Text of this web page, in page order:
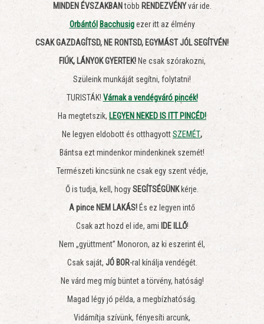
MINDEN ÉVSZAKBAN több RENDEZVÉNYvár ide.
Orbántól Bacchusigezer itt az élmény
CSAK GAZDAGÍTSD, NE RONTSD, EGYMÁST JÓL SEGÍTVÉN!
FIÚK, LÁNYOK GYERTEK!Ne csak szórakozni,
Szüleink munkáját segítni, folytatni!
TURISTÁK! Várnak a vendégváró pincék!
Ha megtetszik, LEGYEN NEKED IS ITT PINCÉD!
Ne legyen eldobott és otthagyottSZEMÉT,
Bántsa ezt mindenkor mindenkinek szemét!
Természeti kincsünk ne csak egy szent védje,
Ő is tudja, kell, hogySEGÍTSÉGÜNKkérje.
A pince NEM LAKÁS! És ez legyen intő
Csak azt hozd el ide, ami IDE ILLŐ!
Nem „gyüttment” Monoron, az ki eszerint él,
Csak saját, JÓ BOR-ral kínálja vendégét.
Ne várd meg míg büntet a törvény, hatóság!
Magad légy jó példa, a megbízhatóság.
Vidámítja szívünk, fényesíti arcunk,